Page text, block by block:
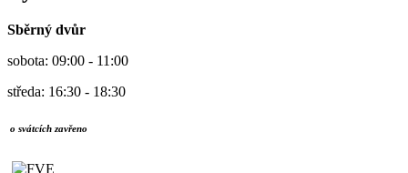
Sběrný dvůr
sobota: 09:00 - 11:00
středa: 16:30 - 18:30
o svátcích zavřeno